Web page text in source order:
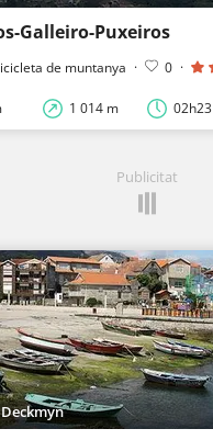
Galleiro-Puxeiros
de muntanya · 0 ·
1 014 m 02h23
Publicitat